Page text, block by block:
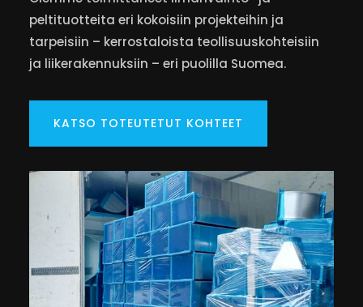
peltituotteita eri kokoisiin projekteihin ja
tarpeisiin – kerrostaloista teollisuuskohteisiin
ja liikerakennuksiin – eri puolilla Suomea.
KATSO TOTEUTETUT KOHTEET